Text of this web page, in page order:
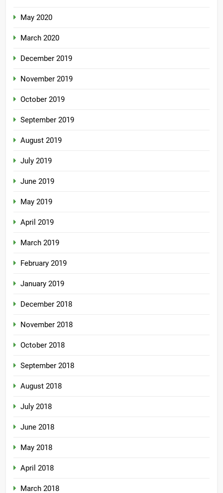
May 2020
March 2020
December 2019
November 2019
October 2019
September 2019
August 2019
July 2019
June 2019
May 2019
April 2019
March 2019
February 2019
January 2019
December 2018
November 2018
October 2018
September 2018
August 2018
July 2018
June 2018
May 2018
April 2018
March 2018